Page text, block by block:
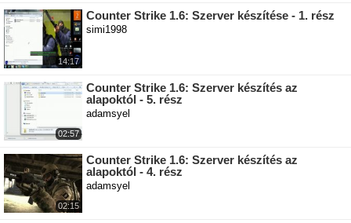
14:17
Counter Strike 1.6: Szerver készítése - 1. rész
simi1998
02:57
Counter Strike 1.6: Szerver készítés az
alapoktól - 5. rész
adamsyel
02:15
Counter Strike 1.6: Szerver készítés az
alapoktól - 4. rész
adamsyel